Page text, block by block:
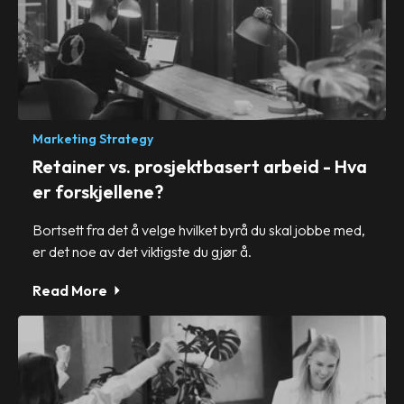
Marketing Strategy
Retainer vs. prosjektbasert arbeid - Hva
er forskjellene?
Bortsett fra det å velge hvilket byrå du skal jobbe med,
er det noe av det viktigste du gjør å.
Read More